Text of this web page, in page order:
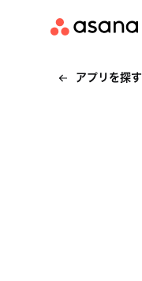
アプリを探す